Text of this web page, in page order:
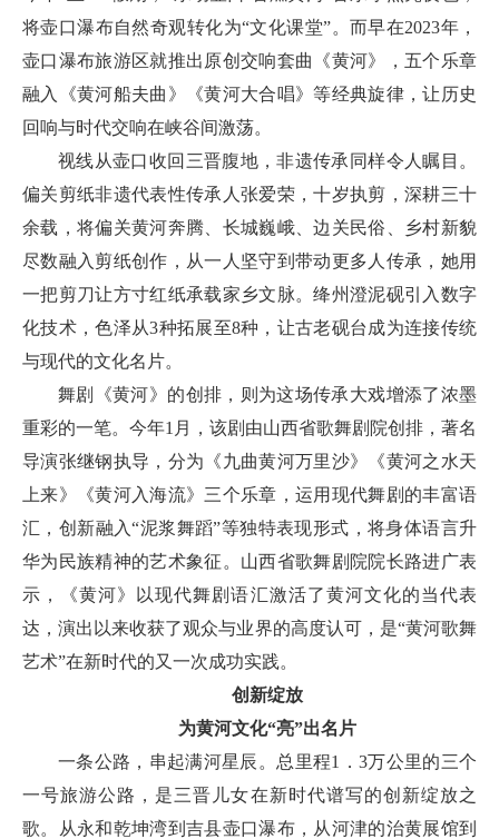
将壶口瀑布自然奇观转化为“文化课堂”。而早在2023年，
壶口瀑布旅游区就推出原创交响套曲《黄河》，五个乐章
融入《黄河船夫曲》《黄河大合唱》等经典旋律，让历史
回响与时代交响在峡谷间激荡。
视线从壶口收回三晋腹地，非遗传承同样令人瞩目。
偏关剪纸非遗代表性传承人张爱荣，十岁执剪，深耕三十
余载，将偏关黄河奔腾、长城巍峨、边关民俗、乡村新貌
尽数融入剪纸创作，从一人坚守到带动更多人传承，她用
一把剪刀让方寸红纸承载家乡文脉。绛州澄泥砚引入数字
化技术，色泽从3种拓展至8种，让古老砚台成为连接传统
与现代的文化名片。
舞剧《黄河》的创排，则为这场传承大戏增添了浓墨
重彩的一笔。今年1月，该剧由山西省歌舞剧院创排，著名
导演张继钢执导，分为《九曲黄河万里沙》《黄河之水天
上来》《黄河入海流》三个乐章，运用现代舞剧的丰富语
汇，创新融入“泥浆舞蹈”等独特表现形式，将身体语言升
华为民族精神的艺术象征。山西省歌舞剧院院长路进广表
示，《黄河》以现代舞剧语汇激活了黄河文化的当代表
达，演出以来收获了观众与业界的高度认可，是“黄河歌舞
艺术”在新时代的又一次成功实践。
创新绽放
为黄河文化“亮”出名片
一条公路，串起满河星辰。总里程1．3万公里的三个
一号旅游公路，是三晋儿女在新时代谱写的创新绽放之
歌。从永和乾坤湾到吉县壶口瀑布，从河津的治黄展馆到